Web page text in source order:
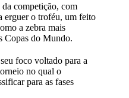
da competição, com
erguer o troféu, um feito
a zebra mais
Copas do Mundo.
foco voltado para a
no qual o
para as fases